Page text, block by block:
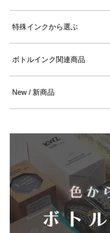
特殊インクから選ぶ
ボトルインク関連商品
New / 新商品